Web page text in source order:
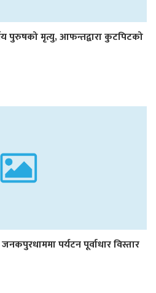
पुरुषको मृत्यु, आफन्तद्वारा कुटपिटको
पर्यटन पूर्वाधार विस्तार